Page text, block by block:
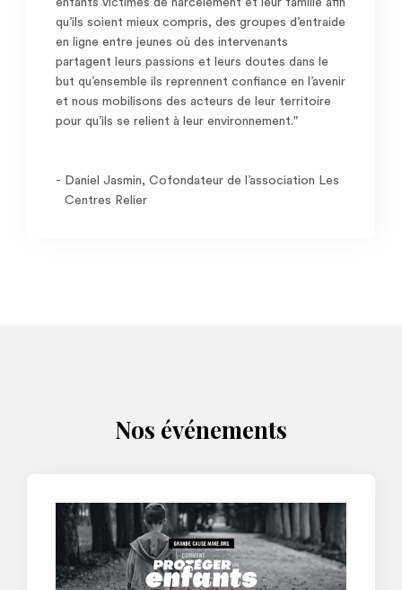
enfants victimes de harcèlement et leur famille afin
qu’ils soient mieux compris, des groupes d’entraide
en ligne entre jeunes où des intervenants
partagent leurs passions et leurs doutes dans le
but qu’ensemble ils reprennent confiance en l’avenir
et nous mobilisons des acteurs de leur territoire
pour qu’ils se relient à leur environnement."
- Daniel Jasmin, Cofondateur de l’association Les
Centres Relier
Nos événements